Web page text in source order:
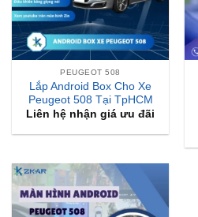
PEUGEOT 508
Lắp Android Box Cho Xe
Peugeot 508 Tại TpHCM
Liên hệ nhận giá ưu đãi